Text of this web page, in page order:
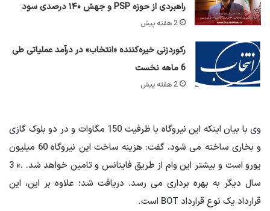
راهبردی از حوزه PSP و جهش ۱۴۰ درصدی سود
2 هفته پیش
رکوردزنی خیره‌کننده «انتخاب» در درآمد عملیاتی طی
6 ماهه نخست
2 هفته پیش
وی با بیان اینکه این نیروگاه با ظرفیت 150 مگاوات و در دو بلوک گازی
و بخاری ساخته می شود، گفت: هزینه ساخت این نیروگاه 60 میلیون
یورو است و بیشتر این وام از طریق فاینانس و تامین خواهد شد. .» 3
سال دیگر به بهره برداری می رسد. دریافت شد؛ علاوه بر این، این
قرارداد یک نوع قرارداد BOT است.